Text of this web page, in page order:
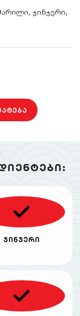
ჯინჯერი,
ჯინჯერი